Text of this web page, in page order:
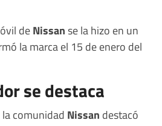
deNissanse la hizo en un
la marca el 15 de enero del
se destaca
comunidad Nissan destacó